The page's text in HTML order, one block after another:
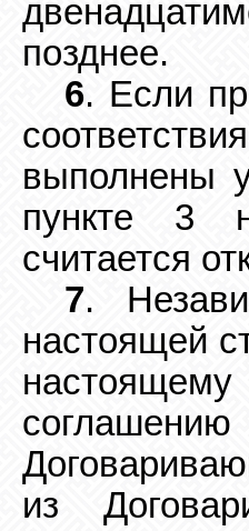
позднее.
6. Если
выполнены
пункте 3
считается
7.
настоящей
из